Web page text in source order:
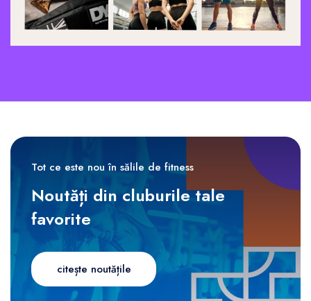
Tot ce este nou în sălile de fitness
Noutăți din cluburile tale
favorite
citește noutățile